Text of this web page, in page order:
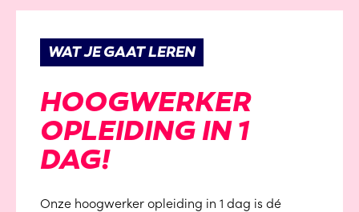
WAT JE GAAT LEREN
HOOGWERKER
OPLEIDING IN 1
DAG!
Onze hoogwerker opleiding in 1 dag is dé